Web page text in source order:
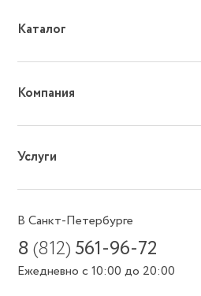
Каталог
Компания
Услуги
В Санкт-Петербурге
8(812) 561-96-72
Ежедневно с 10:00 до 20:00